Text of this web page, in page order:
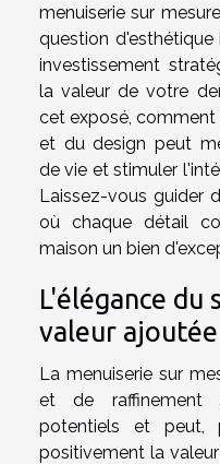
menuiserie sur
question d'esthétique
investissement
la valeur de votre
cet exposé,
et du design peut
de vie et stimuler
Laissez-vous guider
où chaque détail
maison un bien
L'élégance du
valeur ajoutée
La menuiserie sur
et de raffinement
potentiels et peut,
positivement la